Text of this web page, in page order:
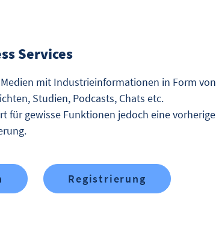
Services
mit Industrieinformationen in Form von
Studien, Podcasts, Chats etc.
für gewisse Funktionen jedoch eine vorherige
Registrierung